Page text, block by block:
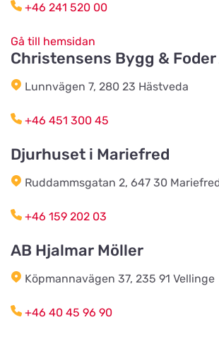
Gullfossgatan 1d
LT Lantmän
Lidhults Bygg & Lantmän
Unnarydsvägen 21
Östervägen 9
Herr Stens väg 10
+46 241 520 00
Gå till hemsidan
Christensens Bygg & Foder
Lunnvägen 7, 280 23 Hästveda
+46 451 300 45
Djurhuset i Mariefred
Ruddammsgatan 2, 647 30
+46 159 202 03
AB Hjalmar Möller
Köpmannavägen 37, 235 91 Vellinge
+46 40 45 96 90